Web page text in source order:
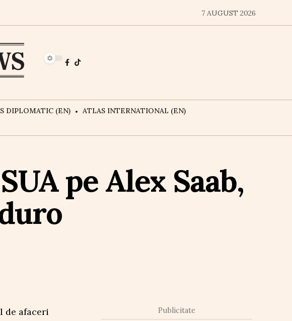
7 AUGUST 2026
DIPLOMATIC (EN)
ATLAS INTERNATIONAL (EN)
pe Alex Saab,
Publicitate